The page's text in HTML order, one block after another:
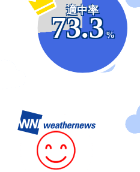
適中率
73.3
%